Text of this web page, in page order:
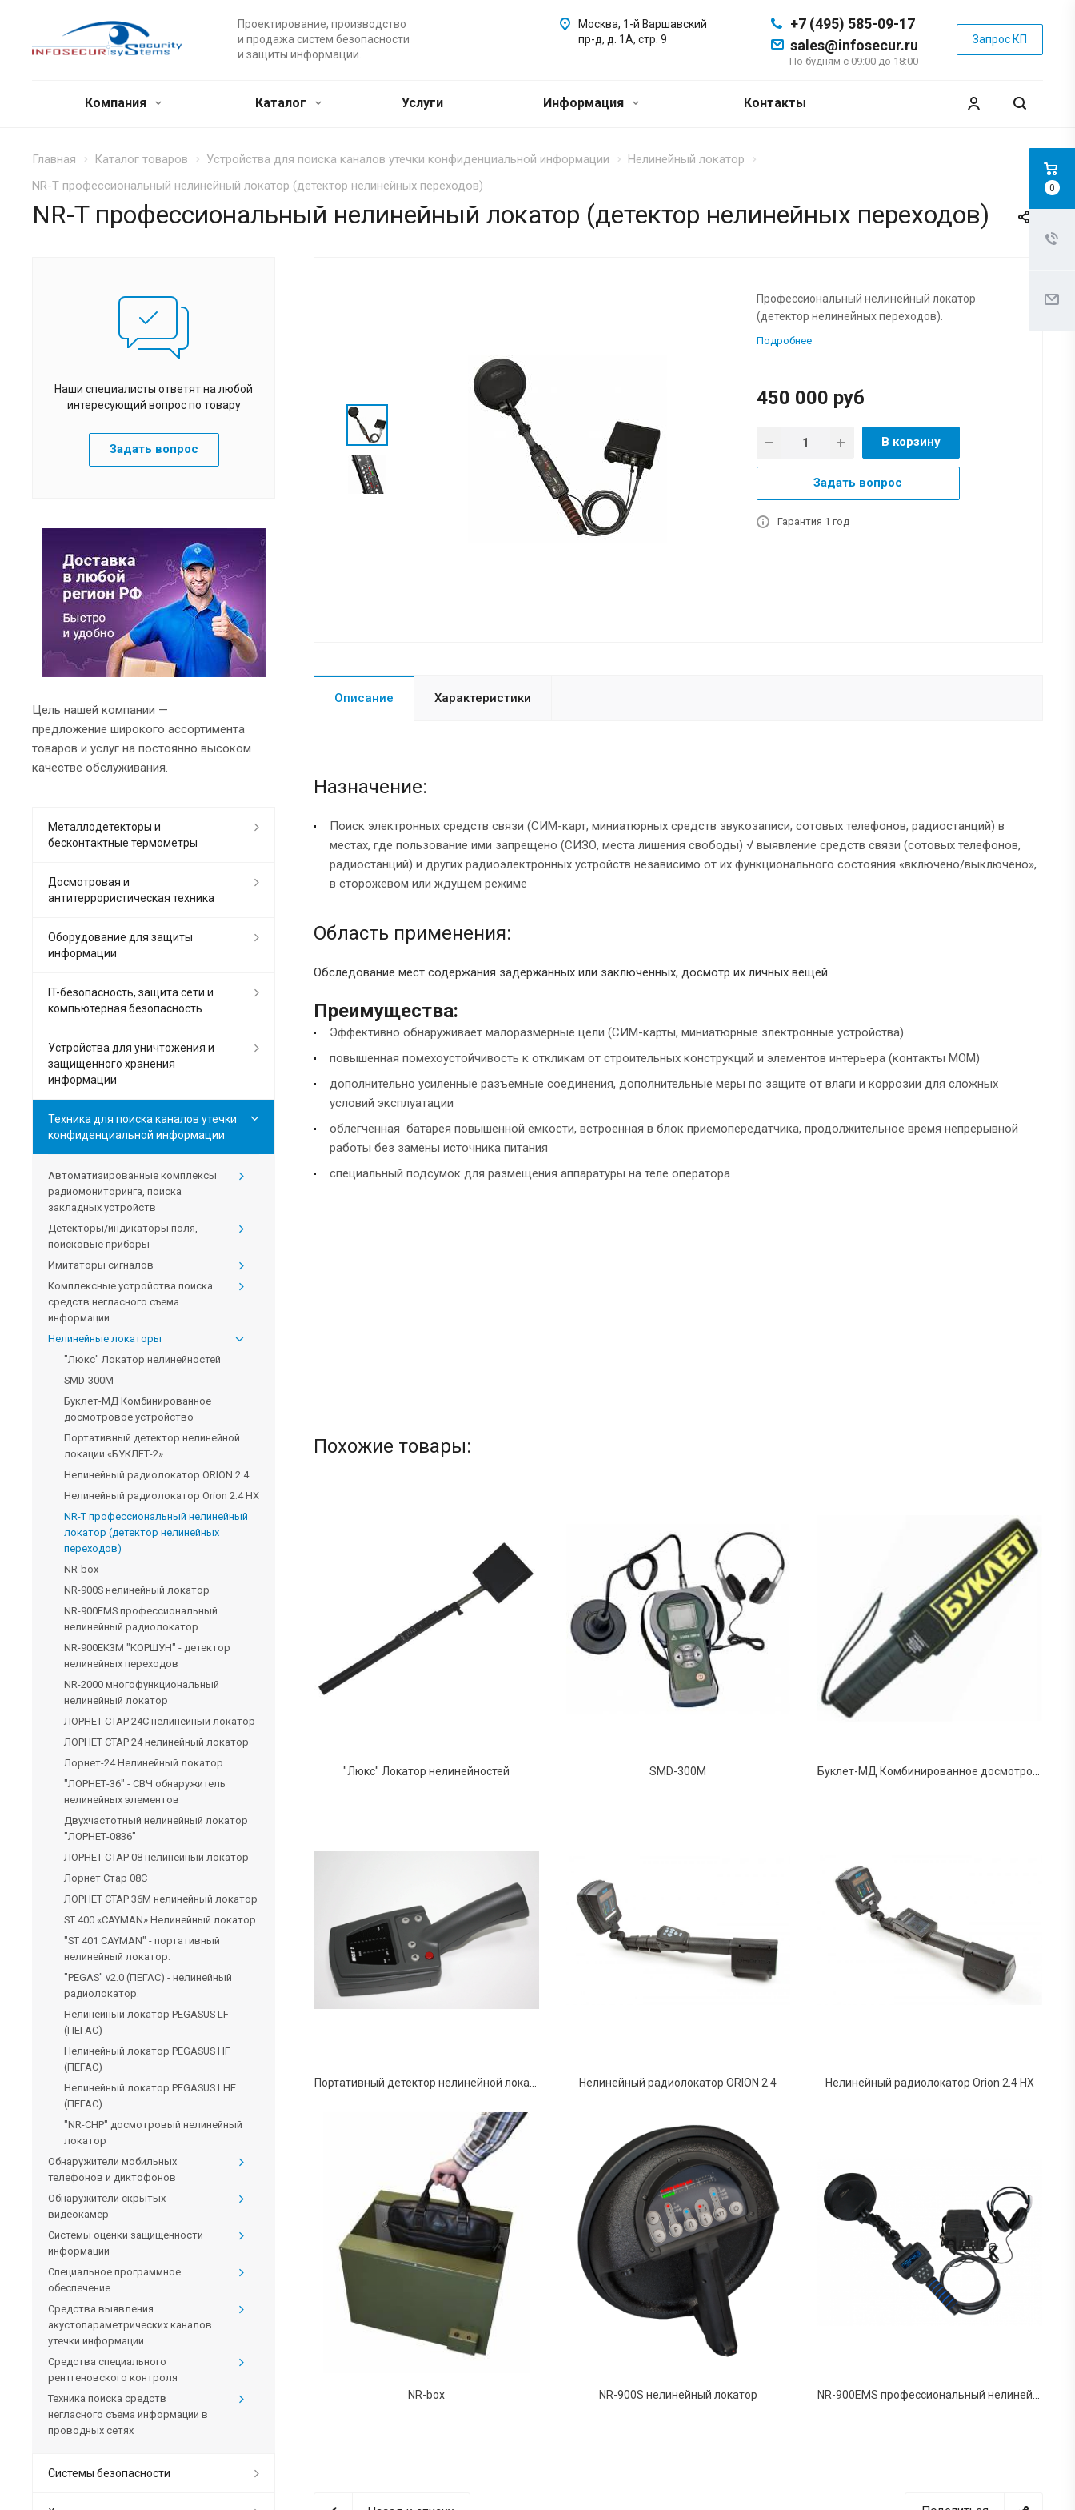
Проектирование, производство
и продажа систем безопасности
и защиты информации.
+7 (495) 585-09-17
sales@infosecur.ru
По будням с 09:00 до 18:00
Запрос КП
Москва, 1-й Варшавский
пр-д, д. 1А, стр. 9
Компания Каталог Услуги Информация Контакты
Главная Каталог товаров Устройства для поиска каналов утечки конфиденциальной информации
Нелинейный локатор
NR-T профессиональный нелинейный локатор (детектор нелинейных переходов)
NR-T профессиональный нелинейный локатор (детектор нелинейных переходов)
Профессиональный нелинейный локатор
(детектор нелинейных переходов).
Подробнее
450 000 руб
В корзину
Задать вопрос
Гарантия 1 год
Описание Характеристики
Назначение:
Поиск электронных средств связи (СИМ-карт, миниатюрных средств звукозаписи, сотовых телефонов, радиостанций) в
местах, где пользование ими запрещено (СИЗО, места лишения свободы) √ выявление средств связи (сотовых телефонов,
радиостанций) и других радиоэлектронных устройств независимо от их функционального состояния «включено/выключено»,
в сторожевом или ждущем режиме
Область применения:
Обследование мест содержания задержанных или заключенных, досмотр их личных вещей
Преимущества:
Эффективно обнаруживает малоразмерные цели (СИМ-карты, миниатюрные злектронные устройства)
повышенная помехоустойчивость к откликам от строительных конструкций и элементов интерьера (контакты МОМ)
дополнительно усиленные разъемные соединения, дополнительные меры по защите от влаги и коррозии для сложных
условий эксплуатации
облегченная батарея повышенной емкости, встроенная в блок приемопередатчика, продолжительное время непрерывной
работы без замены источника питания
специальный подсумок для размещения аппаратуры на теле оператора
Похожие товары:
"Люкс" Локатор нелинейностей SMD-300М
Нелинейный радиолокатор ORION 2.4 Нелинейный радиолокатор Orion 2.4 HX
NR-box NR-900S нелинейный локатор
Наши специалисты ответят на любой
интересующий вопрос по товару
Задать вопрос
Цель нашей компании —
предложение широкого ассортимента
товаров и услуг на постоянно высоком
качестве обслуживания.
Металлодетекторы и
бесконтактные термометры
Досмотровая и
антитеррористическая техника
Оборудование для защиты
информации
IT-безопасность, защита сети и
компьютерная безопасность
Устройства для уничтожения и
защищенного хранения
информации
Техника для поиска каналов утечки
конфиденциальной информации
Автоматизированные комплексы
радиомониторинга, поиска
закладных устройств
Детекторы/индикаторы поля,
поисковые приборы
Имитаторы сигналов
Комплексные устройства поиска
средств негласного съема
информации
Нелинейные локаторы
"Люкс" Локатор нелинейностей
SMD-300М
Буклет-МД Комбинированное
досмотровое устройство
Портативный детектор нелинейной
локации «БУКЛЕТ-2»
Нелинейный радиолокатор ORION 2.4
Нелинейный радиолокатор Orion 2.4 HX
NR-T профессиональный нелинейный
локатор (детектор нелинейных
переходов)
NR-box
NR-900S нелинейный локатор
NR-900EMS профессиональный
нелинейный радиолокатор
NR-900EK3М "КОРШУН" - детектор
нелинейных переходов
NR-2000 многофункциональный
нелинейный локатор
ЛОРНЕТ СТАР 24С нелинейный локатор
ЛОРНЕТ СТАР 24 нелинейный локатор
Лорнет-24 Нелинейный локатор
"ЛОРНЕТ-36" - СВЧ обнаружитель
нелинейных элементов
Двухчастотный нелинейный локатор
"ЛОРНЕТ-0836"
ЛОРНЕТ СТАР 08 нелинейный локатор
Лорнет Стар 08С
ЛОРНЕТ СТАР 36M нелинейный локатор
ST 400 «CAYMAN» Нелинейный локатор
"ST 401 CAYMAN" - портативный
нелинейный локатор.
"PEGAS" v2.0 (ПЕГАС) - нелинейный
радиолокатор.
Нелинейный локатор PEGASUS LF
(ПЕГАС)
Нелинейный локатор PEGASUS HF
(ПЕГАС)
Нелинейный локатор PEGASUS LHF
(ПЕГАС)
"NR-CHP" досмотровый нелинейный
локатор
Обнаружители мобильных
телефонов и диктофонов
Обнаружители скрытых
видеокамер
Системы оценки защищенности
информации
Специальное программное
обеспечение
Средства выявления
акустопараметрических каналов
утечки информации
Средства специального
рентгеновского контроля
Техника поиска средств
негласного съема информации в
проводных сетях
Системы безопасности
0